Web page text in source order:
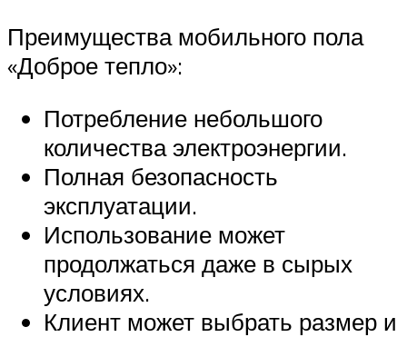
Преимущества мобильного пола
«Доброе тепло»:
Потребление небольшого
количества электроэнергии.
Полная безопасность
эксплуатации.
Использование может
продолжаться даже в сырых
условиях.
Клиент может выбрать размер и